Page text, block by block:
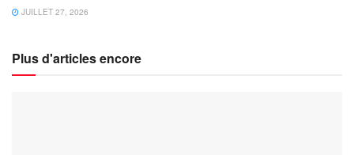
JUILLET 27, 2026
Plus d'articles encore